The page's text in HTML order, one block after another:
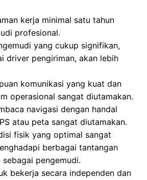
kerja minimal satu tahun
profesional.
yang cukup signifikan,
driver pengiriman, akan lebih
komunikasi yang kuat dan
operasional sangat diutamakan.
navigasi dengan handal
atau peta sangat diutamakan.
fisik yang optimal sangat
berbagai tantangan
pengemudi.
bekerja secara independen dan